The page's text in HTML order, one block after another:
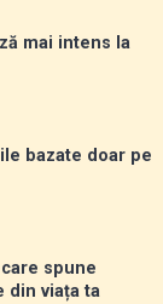
mai intens la
bazate doar pe
spune
din viața ta